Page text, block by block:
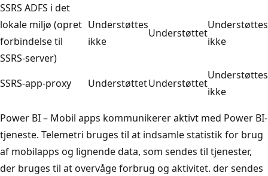
SSRS ADFS i det
lokale miljø (opret
forbindelse til
SSRS-server)
Understøttes
ikke
Understøttet
Understøttes
ikke
SSRS-app-proxy UnderstøttetUnderstøttet
Understøttes
ikke
Power BI – Mobil apps kommunikerer aktivt med Power BI-
tjeneste. Telemetri bruges til at indsamle statistik for brug
af mobilapps og lignende data, som sendes til tjenester,
der bruges til at overvåge forbrug og aktivitet. der sendes